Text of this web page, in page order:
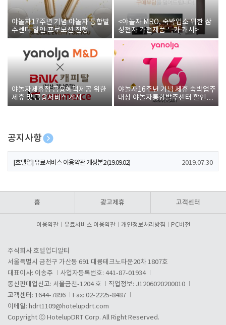
야놀자17주년 기념 야놀자 통합발
주센터 할인 프로모션 진행
<야놀자 MRO, 숙박업소 위한 삼
성전자 가전제품 특가 개시>
야놀자제휴점 금융혜택제공 위한
제휴 및 금융서비스 게시
야놀자16주년 기념 제휴 숙박업주
대상 야놀자통합발주센터 할인쿠
폰 증정
공지사항
[호텔업] 개인정보 처리방침 개정본1 (19.09.02)
[호텔업] 유료서비스 이용약관 개정본2 (19.09.02) 2019.07.30
홈 광고제휴 고객센터
이용약관 유료서비스 이용약관 개인정보처리방침 PC버전
주식회사 호텔업디알티
서울특별시 금천구 가산동 691 대륭테크노타운20차 1807호
대표이사: 이송주
사업자등록번호: 441-87-01934
통신판매업신고: 서울금천-1204 호
직업정보: J1206020200010
고객센터: 1644-7896
Fax: 02-2225-8487
이메일: hdrt1109@hotelupdrt.com
Copyright ⓒ HotelupDRT Corp. All Right Reserved.